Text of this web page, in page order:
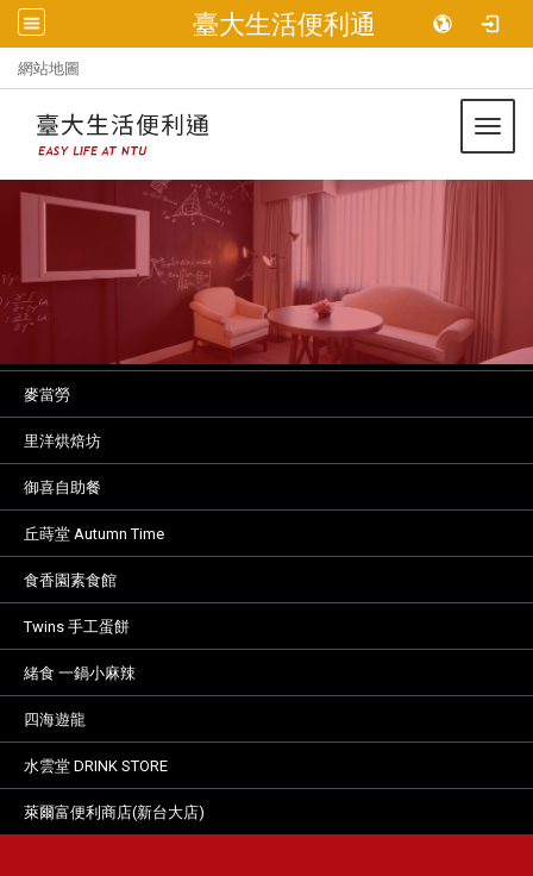
臺大生活便利通
網站地圖
麥當勞
里洋烘焙坊
御喜自助餐
丘蒔堂 Autumn Time
食香園素食館
Twins 手工蛋餅
緒食 一鍋小麻辣
四海遊龍
水雲堂 DRINK STORE
萊爾富便利商店(新台大店)